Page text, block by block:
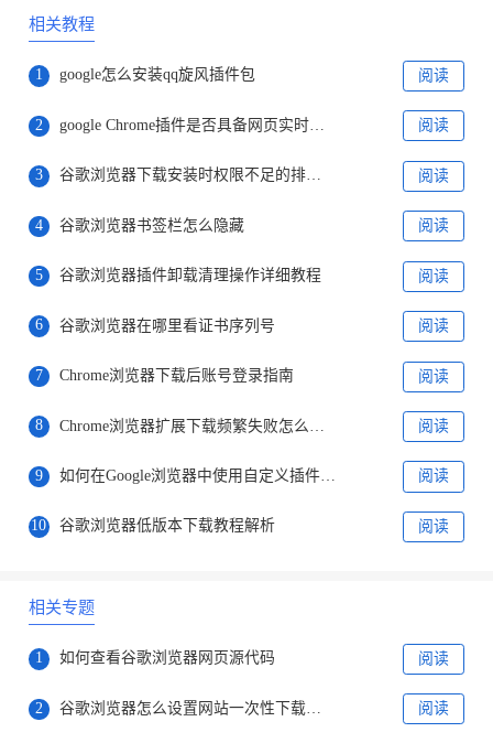
相关教程
1 google怎么安装qq旋风插件包 阅读
2 google Chrome插件是否具备网页实时注释系统 阅读
3 谷歌浏览器下载安装时权限不足的排查和处理 阅读
4 谷歌浏览器书签栏怎么隐藏 阅读
5 谷歌浏览器插件卸载清理操作详细教程 阅读
6 谷歌浏览器在哪里看证书序列号 阅读
7 Chrome浏览器下载后账号登录指南 阅读
8 阅读
9 如何在Google浏览器中使用自定义插件管理 阅读
10 谷歌浏览器低版本下载教程解析 阅读
相关专题
1 如何查看谷歌浏览器网页源代码 阅读
2 谷歌浏览器怎么设置网站一次性下载多个文件 阅读